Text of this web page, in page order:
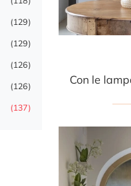
129
129
126
126
137